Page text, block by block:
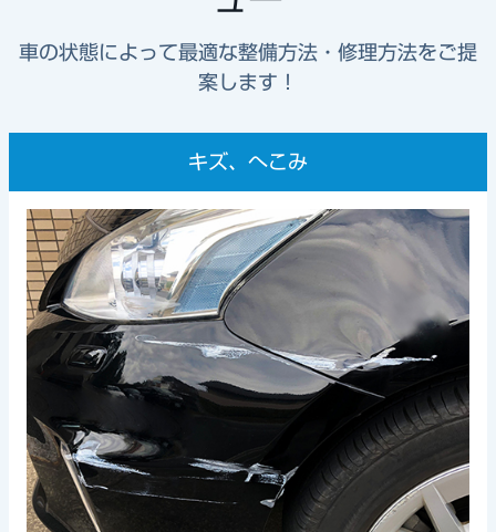
車の状態によって最適な整備方法・修理方法をご提
案します！
キズ、へこみ